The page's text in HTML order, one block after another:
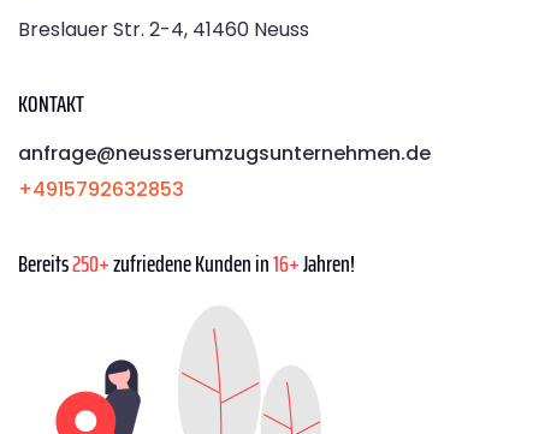
Breslauer Str. 2-4, 41460 Neuss
KONTAKT
anfrage@neusserumzugsunternehmen.de
+4915792632853
Bereits250+zufriedene Kunden in16+Jahren!